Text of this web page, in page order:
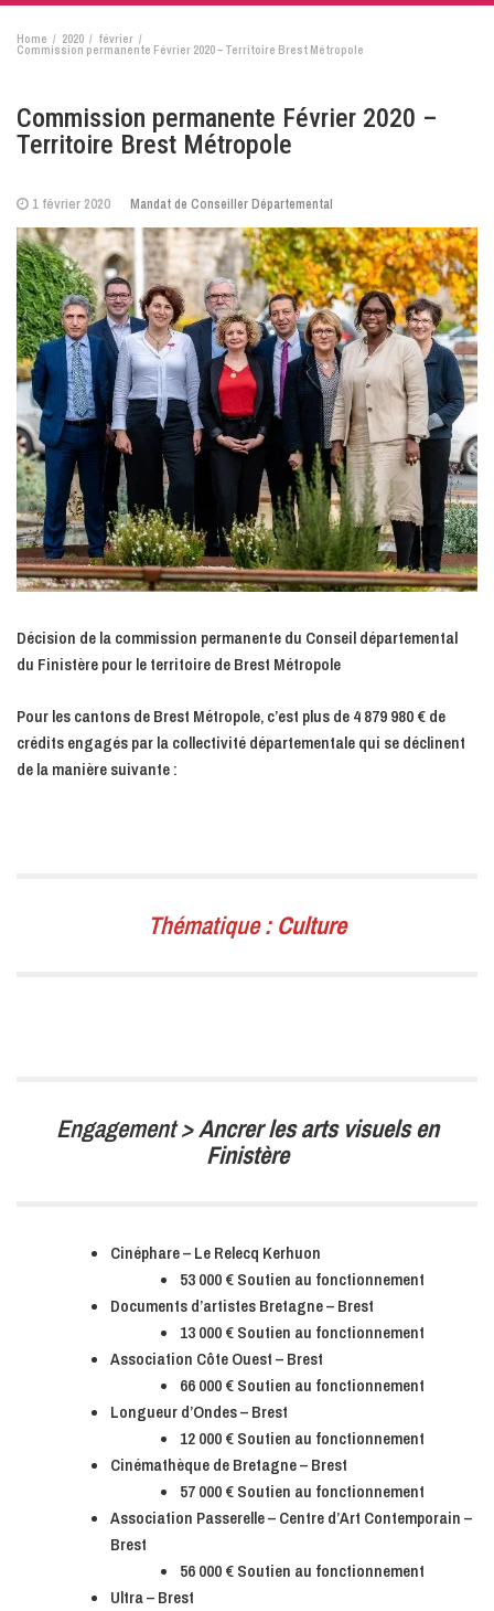
Home 2020 février
Commission permanente Février 2020 – Territoire Brest Métropole
Commission permanente Février 2020 –
Territoire Brest Métropole
1 février 2020 Mandat de Conseiller Départemental
Décision de la commission permanente du Conseil départemental
du Finistère pour le territoire de Brest Métropole
Pour les cantons de Brest Métropole, c’est plus de 4 879 980 € de
crédits engagés par la collectivité départementale qui se déclinent
de la manière suivante :
Thématique : Culture
Engagement >Ancrer les arts visuels en
Finistère
Cinéphare – Le Relecq Kerhuon
53 000 € Soutien au fonctionnement
Documents d’artistes Bretagne – Brest
13 000 € Soutien au fonctionnement
Association Côte Ouest – Brest
66 000 € Soutien au fonctionnement
Longueur d’Ondes – Brest
12 000 € Soutien au fonctionnement
Cinémathèque de Bretagne – Brest
57 000 € Soutien au fonctionnement
Association Passerelle – Centre d’Art Contemporain –
Brest
56 000 € Soutien au fonctionnement
Ultra – Brest